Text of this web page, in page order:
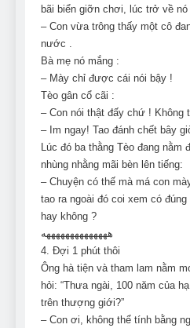
bãi biển giỡn chơi, lúc trở về
– Con vừa trông thấy một cô
nước .
Bà mẹ nó mắng :
– Mày chỉ được cái nói bậy !
Tèo gân cổ cãi :
– Con nói thật đấy chứ ! Không
– Im ngay! Tao đánh chết bây
Lúc đó ba thằng Tèo đang nằm
nhùng nhằng mãi bèn lên tiếng:
– Chuyện có thế mà má con
tao ra ngoài đó coi xem có
hay không ?
ههههههههههههههه
4. Đợi 1 phút thôi
Ông hà tiện và tham lam nằm
hỏi: “Thưa ngài, 100 năm của
trên thượng giới?”
– Con ơi, không thể tính bằng